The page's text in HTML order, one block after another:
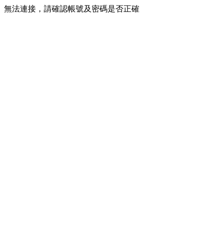
無法連接，請確認帳號及密碼是否正確